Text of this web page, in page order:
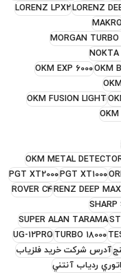
LORENZ
LORENZ LPX2
MORGAN TURBO
NOKTA
OKM
OKM EXP 6000
OKM FUSION LIGHT
OKM
OKM METAL
PGT XT1000
PGT XT2000
RENZ DEEP
ROVER C4
SHARP
SUPER ALAN TARAMA
TURBO 18000
UG-12PRO
آدرس شرکت خريد فلزياب
ردياب آنتني